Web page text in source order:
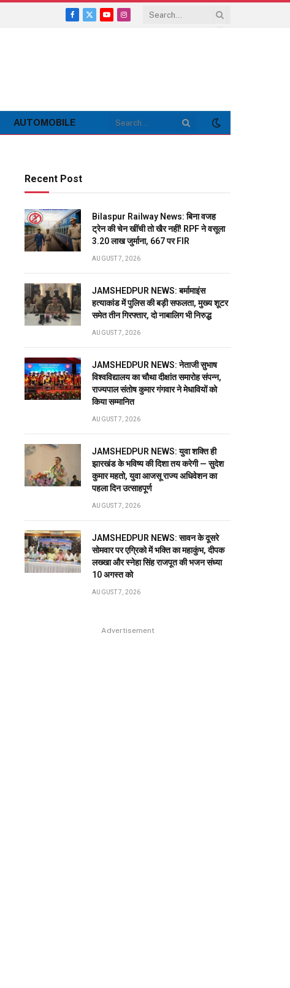
Facebook
X
YouTubeInstagram
AUTOMOBILE
Recent Post
Bilaspur Railway News: बिना वजह
ट्रेन की चेन खींची तो खैर नहीं! RPF ने वसूला
3.20 लाख जुर्माना, 667 पर FIR
AUGUST 7, 2026
JAMSHEDPUR NEWS: बर्मामाइंस
हत्याकांड में पुलिस की बड़ी सफलता, मुख्य शूटर
समेत तीन गिरफ्तार, दो नाबालिग भी निरुद्ध
AUGUST 7, 2026
JAMSHEDPUR NEWS: नेताजी सुभाष
विश्वविद्यालय का चौथा दीक्षांत समारोह संपन्न,
राज्यपाल संतोष कुमार गंगवार ने मेधावियों को
किया सम्मानित
AUGUST 7, 2026
JAMSHEDPUR NEWS: युवा शक्ति ही
झारखंड के भविष्य की दिशा तय करेगी — सुदेश
कुमार महतो, युवा आजसू राज्य अधिवेशन का
पहला दिन उत्साहपूर्ण
AUGUST 7, 2026
JAMSHEDPUR NEWS: सावन के दूसरे
सोमवार पर एग्रिको में भक्ति का महाकुंभ, दीपक
लख्खा और स्नेहा सिंह राजपूत की भजन संध्या
10 अगस्त को
AUGUST 7, 2026
Advertisement